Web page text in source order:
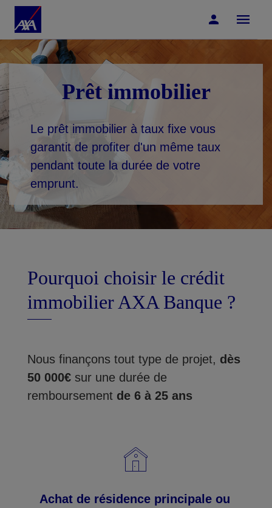
Accéder au Contenu
Prêt immobilier
Le prêt immobilier à taux fixe vous
garantit de profiter d'un même taux
pendant toute la durée de votre
emprunt.
Pourquoi choisir le crédit
immobilier AXA Banque ?
Nous finançons tout type de projet, dès
50 000€ sur une durée de
remboursement de 6 à 25 ans
Achat de résidence principale ou